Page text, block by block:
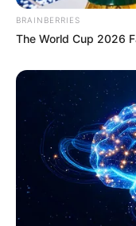
BRAINBERRIES
The World Cup 2026